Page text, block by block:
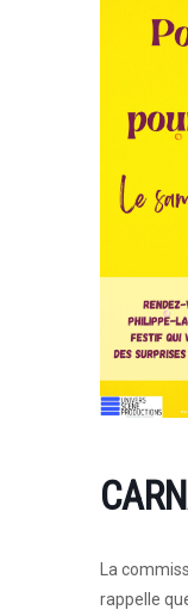
La
rappelle